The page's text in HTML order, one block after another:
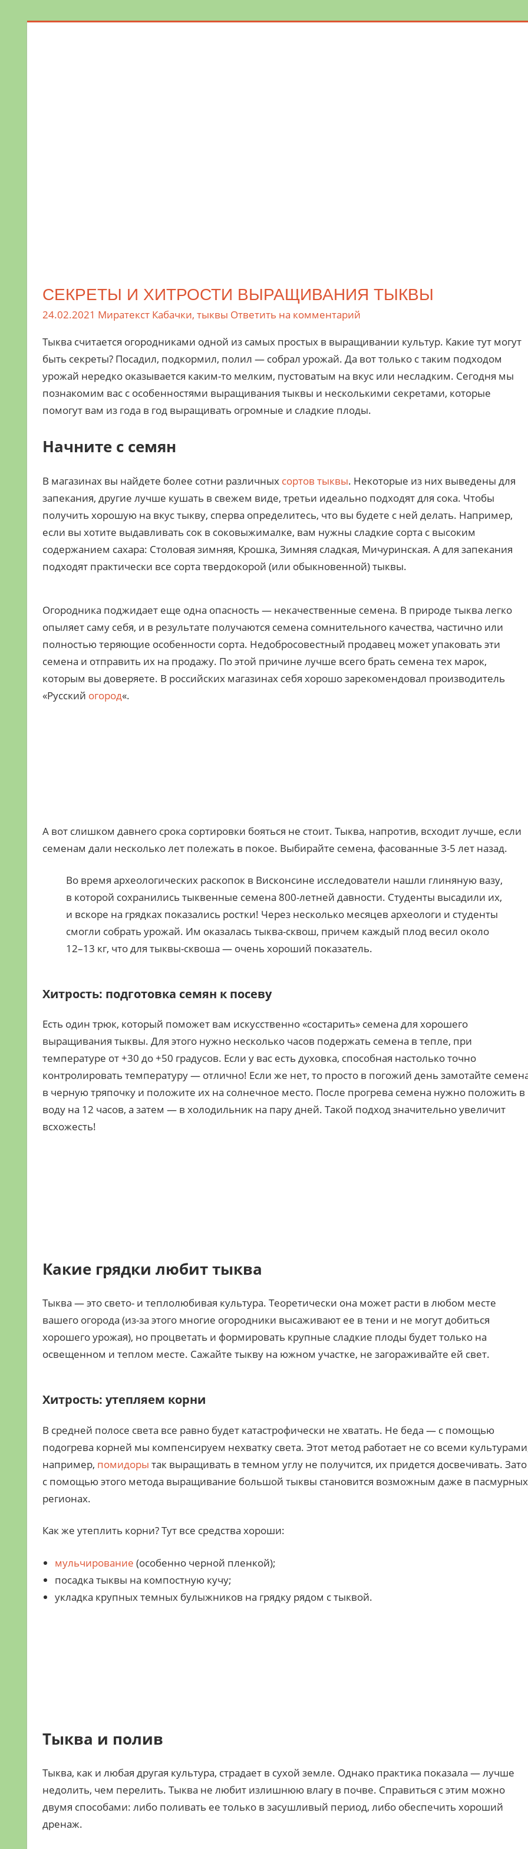
СЕКРЕТЫ И ХИТРОСТИ ВЫРАЩИВАНИЯ ТЫКВЫ
24.02.2021 Миратекст Кабачки, тыквы Ответить на комментарий
Тыква считается огородниками одной из самых простых в выращивании культур. Какие тут могут
быть секреты? Посадил, подкормил, полил — собрал урожай. Да вот только с таким подходом
урожай нередко оказывается каким-то мелким, пустоватым на вкус или несладким. Сегодня мы
познакомим вас с особенностями выращивания тыквы и несколькими секретами, которые
помогут вам из года в год выращивать огромные и сладкие плоды.
Начните с семян
В магазинах вы найдете более сотни различных сортов тыквы. Некоторые из них выведены для
запекания, другие лучше кушать в свежем виде, третьи идеально подходят для сока. Чтобы
получить хорошую на вкус тыкву, сперва определитесь, что вы будете с ней делать. Например,
если вы хотите выдавливать сок в соковыжималке, вам нужны сладкие сорта с высоким
содержанием сахара: Столовая зимняя, Крошка, Зимняя сладкая, Мичуринская. А для запекания
подходят практически все сорта твердокорой (или обыкновенной) тыквы.
Огородника поджидает еще одна опасность — некачественные семена. В природе тыква легко
опыляет саму себя, и в результате получаются семена сомнительного качества, частично или
полностью теряющие особенности сорта. Недобросовестный продавец может упаковать эти
семена и отправить их на продажу. По этой причине лучше всего брать семена тех марок,
которым вы доверяете. В российских магазинах себя хорошо зарекомендовал производитель
«Русский огород«.
А вот слишком давнего срока сортировки бояться не стоит. Тыква, напротив, всходит лучше, если
семенам дали несколько лет полежать в покое. Выбирайте семена, фасованные 3-5 лет назад.
Во время археологических раскопок в Висконсине исследователи нашли глиняную вазу,
в которой сохранились тыквенные семена 800-летней давности. Студенты высадили их,
и вскоре на грядках показались ростки! Через несколько месяцев археологи и студенты
смогли собрать урожай. Им оказалась тыква-сквош, причем каждый плод весил около
12–13 кг, что для тыквы-сквоша — очень хороший показатель.
Хитрость: подготовка семян к посеву
Есть один трюк, который поможет вам искусственно «состарить» семена для хорошего
выращивания тыквы. Для этого нужно несколько часов подержать семена в тепле, при
температуре от +30 до +50 градусов. Если у вас есть духовка, способная настолько точно
контролировать температуру — отлично! Если же нет, то просто в погожий день замотайте
в черную тряпочку и положите их на солнечное место. После прогрева семена нужно положить в
воду на 12 часов, а затем — в холодильник на пару дней. Такой подход значительно увеличит
всхожесть!
Какие грядки любит тыква
Тыква — это свето- и теплолюбивая культура. Теоретически она может расти в любом месте
вашего огорода (из-за этого многие огородники высаживают ее в тени и не могут добиться
хорошего урожая), но процветать и формировать крупные сладкие плоды будет только на
освещенном и теплом месте. Сажайте тыкву на южном участке, не загораживайте ей свет.
Хитрость: утепляем корни
В средней полосе света все равно будет катастрофически не хватать. Не беда — с помощью
подогрева корней мы компенсируем нехватку света. Этот метод работает не со всеми
например, помидоры так выращивать в темном углу не получится, их придется досвечивать. Зато
с помощью этого метода выращивание большой тыквы становится возможным даже в пасмурных
регионах.
Как же утеплить корни? Тут все средства хороши:
мульчирование (особенно черной пленкой);
посадка тыквы на компостную кучу;
укладка крупных темных булыжников на грядку рядом с тыквой.
Тыква и полив
Тыква, как и любая другая культура, страдает в сухой земле. Однако практика показала — лучше
недолить, чем перелить. Тыква не любит излишнюю влагу в почве. Справиться с этим можно
двумя способами: либо поливать ее только в засушливый период, либо обеспечить хороший
дренаж.